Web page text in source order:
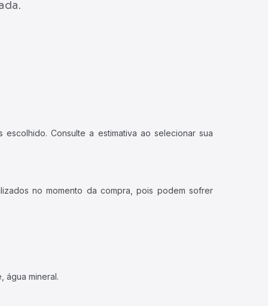
Consulte a estimativa ao selecionar sua
no momento da compra, pois podem sofrer
água mineral.